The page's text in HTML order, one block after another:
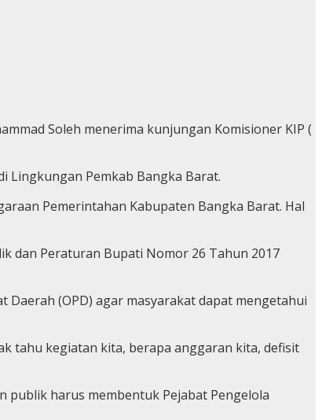
Soleh menerima kunjungan Komisioner KIP (
Lingkungan Pemkab Bangka Barat.
Pemerintahan Kabupaten Bangka Barat. Hal
dan Peraturan Bupati Nomor 26 Tahun 2017
(OPD) agar masyarakat dapat mengetahui
tahu kegiatan kita, berapa anggaran kita, defisit
publik harus membentuk Pejabat Pengelola